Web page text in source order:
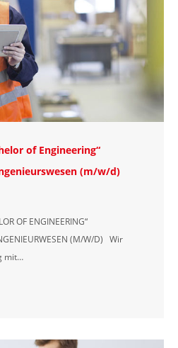
of Engineering“
(m/w/d)
OF ENGINEERING“
(M/W/D) Wir
mit…